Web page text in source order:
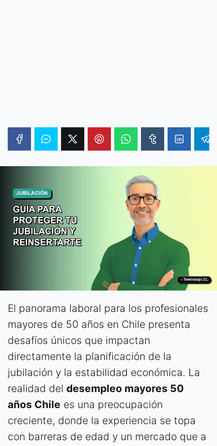
El panorama laboral para los profesionales
mayores de 50 años en Chile presenta
desafíos únicos que impactan
directamente la planificación de la
jubilación y la estabilidad económica. La
realidad del desempleo mayores 50
años Chile es una preocupación
creciente, donde la experiencia se topa
con barreras de edad y un mercado que a